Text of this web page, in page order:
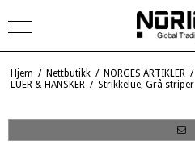
Hjem / Nettbutikk / NORGES ARTIKLER /
LUER & HANSKER / Strikkelue, Grå striper